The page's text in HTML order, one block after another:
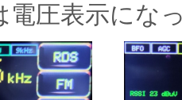
電圧表示にな